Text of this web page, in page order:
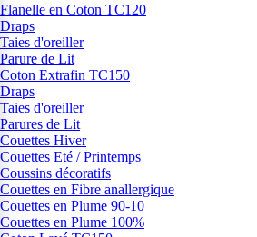
Flanelle en Coton TC120
Draps
Taies d'oreiller
Parure de Lit
Coton Extrafin TC150
Draps
Taies d'oreiller
Parures de Lit
Couettes Hiver
Couettes Eté / Printemps
Coussins décoratifs
Couettes en Fibre anallergique
Couettes en Plume 90-10
Couettes en Plume 100%